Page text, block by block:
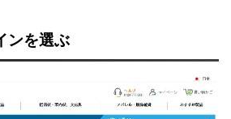
ンを選ぶ